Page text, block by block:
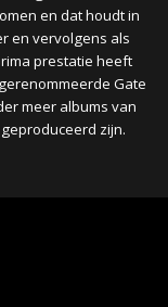
en dat houdt in
en vervolgens als
prestatie heeft
Gate
meer albums van
geproduceerd zijn.